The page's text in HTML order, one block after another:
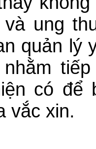
và ung
quản lý
có để
vắc xin.